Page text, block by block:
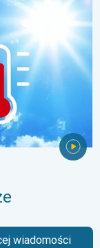
wiadomości